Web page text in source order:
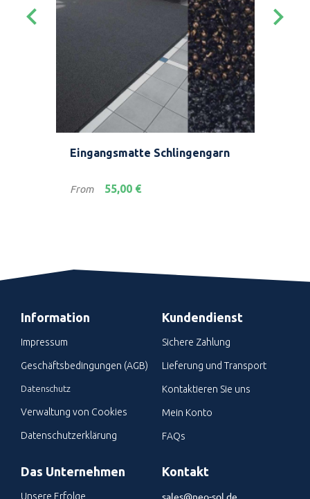
keyboard_arrow_left
Eingangsmatte Schlingengarn
Preis
From 55,00 €
keyboard_arrow_right
Information
Impressum
Geschäftsbedingungen (AGB)
Datenschutz
Verwaltung von Cookies
Datenschutzerklärung
Kundendienst
Sichere Zahlung
Lieferung und Transport
Kontaktieren Sie uns
Mein Konto
FAQs
Das Unternehmen
Unsere Erfolge
Kontakt
sales@neo-sol.de